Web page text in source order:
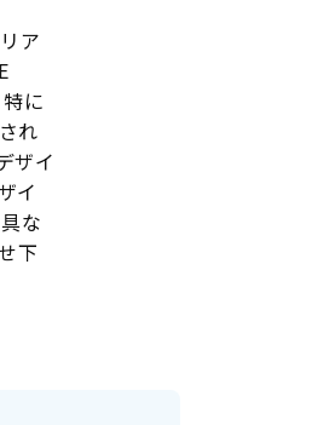
ア
に
れ
ザイ
イ
な
下